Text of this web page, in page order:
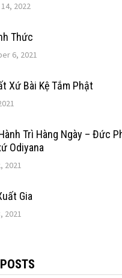
2022
Thức
6, 2021
Xứ Bài Kệ Tắm Phật
Trì Hàng Ngày – Đức
Odiyana
2021
Gia
2021